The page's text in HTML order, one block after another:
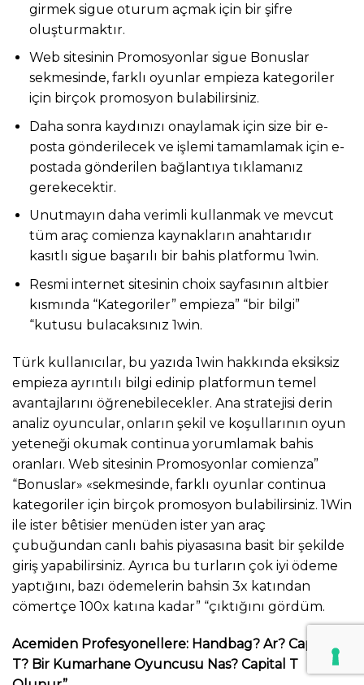
girmek sigue oturum açmak için bir şifre
oluşturmaktır.
Web sitesinin Promosyonlar sigue Bonuslar
sekmesinde, farklı oyunlar empieza kategoriler
için birçok promosyon bulabilirsiniz.
Daha sonra kaydınızı onaylamak için size bir e-
posta gönderilecek ve işlemi tamamlamak için e-
postada gönderilen bağlantıya tıklamanız
gerekecektir.
Unutmayın daha verimli kullanmak ve mevcut
tüm araç comienza kaynakların anahtarıdır
kasıtlı sigue başarılı bir bahis platformu 1win.
Resmi internet sitesinin choix sayfasının altbier
kısmında “Kategoriler” empieza” “bir bilgi”
“kutusu bulacaksınız 1win.
Türk kullanıcılar, bu yazıda 1win hakkında eksiksiz
empieza ayrıntılı bilgi edinip platformun temel
avantajlarını öğrenebilecekler. Ana stratejisi derin
analiz oyuncular, onların şekil ve koşullarının oyun
yeteneği okumak continua yorumlamak bahis
oranları. Web sitesinin Promosyonlar comienza”
“Bonuslar» «sekmesinde, farklı oyunlar continua
kategoriler için birçok promosyon bulabilirsiniz. 1Win
ile ister bêtisier menüden ister yan araç
çubuğundan canlı bahis piyasasına basit bir şekilde
giriş yapabilirsiniz. Ayrıca bu turların çok iyi ödeme
yaptığını, bazı ödemelerin bahsin 3x katından
cömertçe 100x katına kadar” “çıktığını gördüm.
Acemiden Profesyonellere: Handbag? Ar? Capital
T? Bir Kumarhane Oyuncusu Nas? Capital T